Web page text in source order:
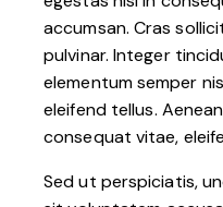
accumsan. Cras
pulvinar. Integer
elementum semper
eleifend tellus.
consequat vitae,
Sed ut perspiciatis,